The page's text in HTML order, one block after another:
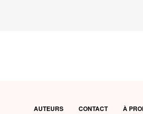
AUTEURS CONTACT À